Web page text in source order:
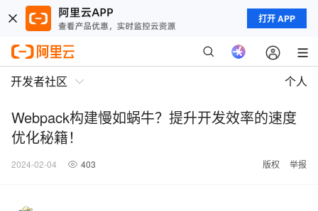
打开 APP
开发者社区 个人
Webpack构建慢如蜗牛？提升开发效率的速度
优化秘籍！
2024-02-04 403 版权 举报